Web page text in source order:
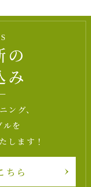
の
み
ング、
を
します！
ちら